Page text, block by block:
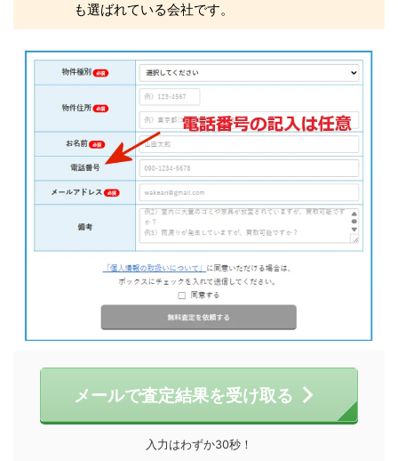
も選ばれている会社です。
メールで査定結果を受け取る
入力はわずか30秒！